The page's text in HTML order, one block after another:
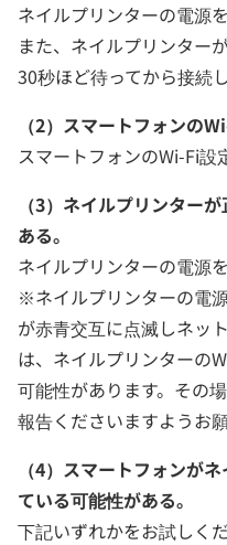
ネイルプリンターの電源
また、ネイルプリンター
30秒ほど待ってから接続
（2）スマートフォンの
スマートフォンのWi-Fi設
（3）ネイルプリンター
ある。
ネイルプリンターの電源
※ネイルプリンターの電
が赤青交互に点滅しネッ
は、ネイルプリンターの
可能性があります。その
報告くださいますようお
（4）スマートフォンが
ている可能性がある。
下記いずれかをお試しくだ